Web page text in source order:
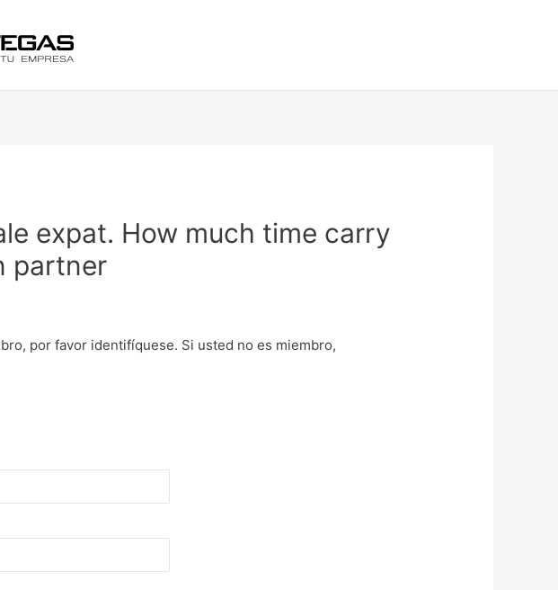
expat. How much time carry
partner
por favor identifíquese. Si usted no es miembro,